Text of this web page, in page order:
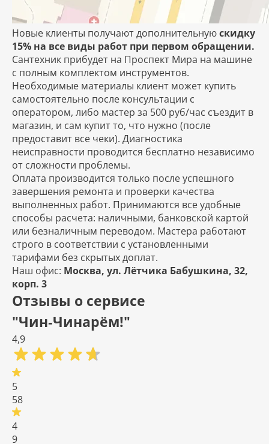
Новые клиенты получают дополнительнуюскидку
15% на все виды работ при первом обращении.
Сантехник прибудет на Проспект Мира на машине
с полным комплектом инструментов.
Необходимые материалы клиент может купить
самостоятельно после консультации с
оператором, либо мастер за 500 руб/час съездит в
магазин, и сам купит то, что нужно (после
предоставит все чеки). Диагностика
неисправности проводится бесплатно независимо
от сложности проблемы.
Оплата производится только после успешного
завершения ремонта и проверки качества
выполненных работ. Принимаются все удобные
способы расчета: наличными, банковской картой
или безналичным переводом. Мастера работают
строго в соответствии с установленными
тарифами без скрытых доплат.
Наш офис: Москва, ул. Лётчика Бабушкина, 32,
корп. 3
Отзывы о сервисе
"Чин‑Чинарём!"
4,9
5
58
4
9